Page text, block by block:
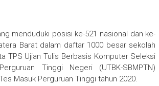
menduduki posisi ke-521 nasional dan ke-
Barat dalam daftar 1000 besar sekolah
TPS Ujian Tulis Berbasis Komputer Seleksi
Tinggi Negeri (UTBK-SBMPTN)
Masuk Perguruan Tinggi tahun 2020.